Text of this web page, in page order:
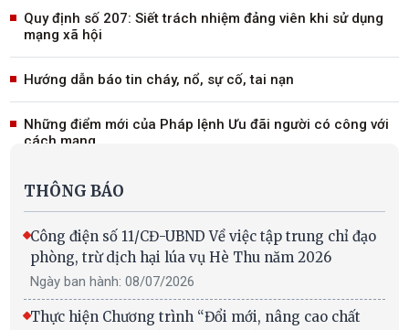
Quy định số 207: Siết trách nhiệm đảng viên khi sử dụng
mạng xã hội
Hướng dẫn báo tin cháy, nổ, sự cố, tai nạn
Những điểm mới của Pháp lệnh Ưu đãi người có công với
cách mạng
Cấm nhập khẩu thuốc lá điện tử và hàng hóa từ lao động
Hai kịch bản El Nino tác động đến Việt Nam
Những điểm mới về xử phạt vi phạm hành chính trong lĩnh
vực lao động, bảo hiểm xã hội
THÔNG BÁO
Công điện số 11/CĐ-UBND Về việc tập trung chỉ đạo
phòng, trừ dịch hại lúa vụ Hè Thu năm 2026
Ngày ban hành: 08/07/2026
Thực hiện Chương trình “Đổi mới, nâng cao chất